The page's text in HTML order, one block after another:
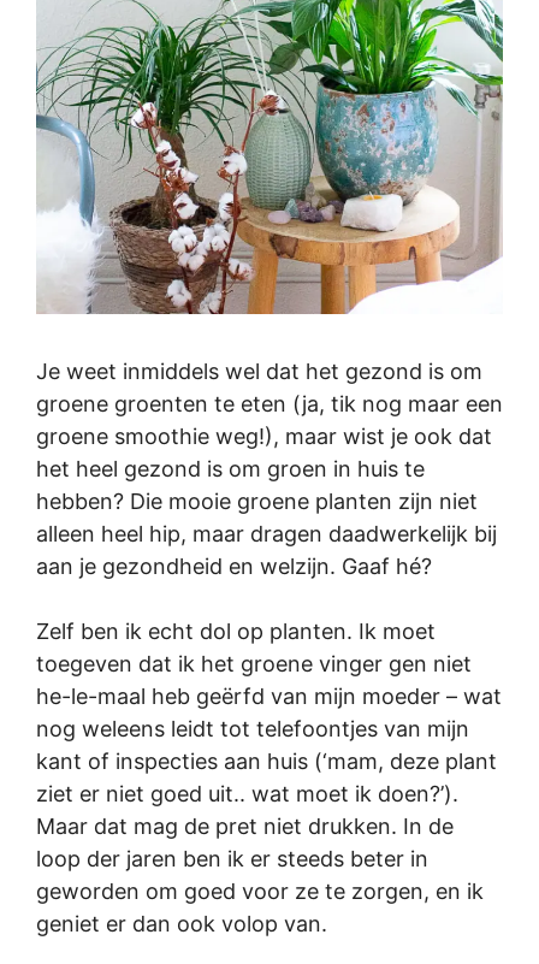
Je weet inmiddels wel dat het gezond is om
groene groenten te eten (ja, tik nog maar een
groene smoothie weg!), maar wist je ook dat
het heel gezond is om groen in huis te
hebben? Die mooie groene planten zijn niet
alleen heel hip, maar dragen daadwerkelijk bij
aan je gezondheid en welzijn. Gaaf hé?
Zelf ben ik echt dol op planten. Ik moet
toegeven dat ik het groene vinger gen niet
he-le-maal heb geërfd van mijn moeder – wat
nog weleens leidt tot telefoontjes van mijn
kant of inspecties aan huis (‘mam, deze plant
ziet er niet goed uit.. wat moet ik doen?’).
Maar dat mag de pret niet drukken. In de
loop der jaren ben ik er steeds beter in
geworden om goed voor ze te zorgen, en ik
geniet er dan ook volop van.